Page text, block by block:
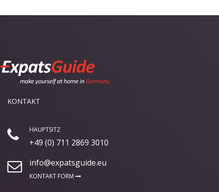
KONTAKT
HAUPTSITZ
+49 (0) 711 2869 3010
info@expatsguide.eu
KONTAKT FORM